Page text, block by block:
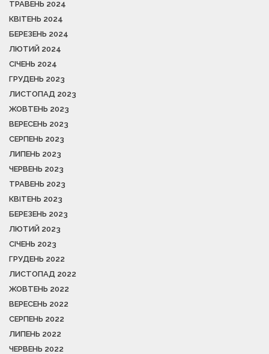
ТРАВЕНЬ 2024
КВІТЕНЬ 2024
БЕРЕЗЕНЬ 2024
ЛЮТИЙ 2024
СІЧЕНЬ 2024
ГРУДЕНЬ 2023
ЛИСТОПАД 2023
ЖОВТЕНЬ 2023
ВЕРЕСЕНЬ 2023
СЕРПЕНЬ 2023
ЛИПЕНЬ 2023
ЧЕРВЕНЬ 2023
ТРАВЕНЬ 2023
КВІТЕНЬ 2023
БЕРЕЗЕНЬ 2023
ЛЮТИЙ 2023
СІЧЕНЬ 2023
ГРУДЕНЬ 2022
ЛИСТОПАД 2022
ЖОВТЕНЬ 2022
ВЕРЕСЕНЬ 2022
СЕРПЕНЬ 2022
ЛИПЕНЬ 2022
ЧЕРВЕНЬ 2022